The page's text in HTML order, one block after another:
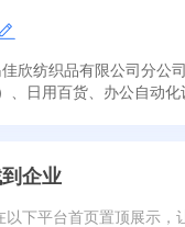
欣纺织品有限公司分公
、日用百货、办公自动
企业
以下平台首页置顶展示，